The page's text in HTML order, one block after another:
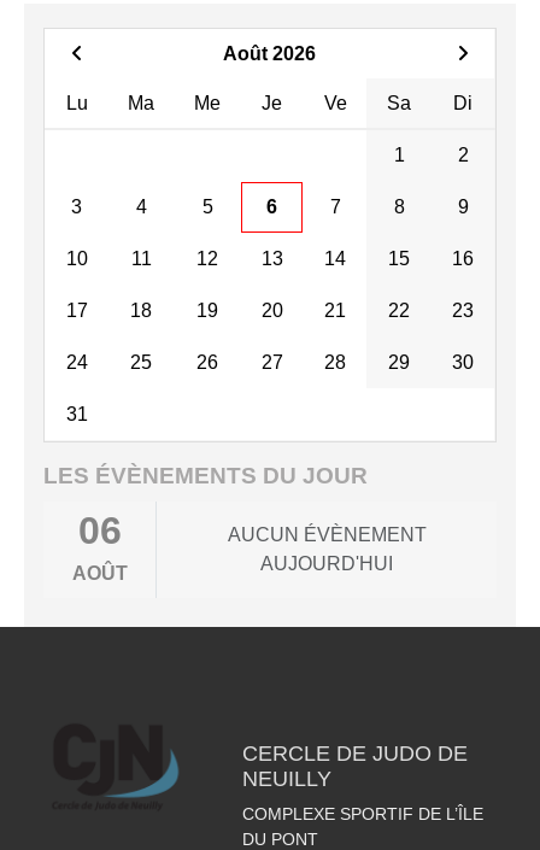
Août 2026
Lu Ma Me Je Ve Sa Di
1 2
3 4 5 6 7 8 9
10 11 12 13 14 15 16
17 18 19 20 21 22 23
24 25 26 27 28 29 30
31
LES ÉVÈNEMENTS DU JOUR
06
AOÛT
AUCUN ÉVÈNEMENT
AUJOURD'HUI
CERCLE DE JUDO DE
NEUILLY
COMPLEXE SPORTIF DE L’ÎLE
DU PONT